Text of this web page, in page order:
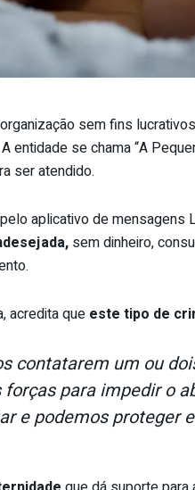
sem fins
A entidade se chama “A
ser atendido.
aplicativo de mensagens
sem dinheiro,
acredita que este tipo de
contatarem um ou
para impedir o
e podemos proteger